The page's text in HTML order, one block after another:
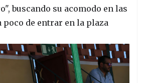
buscando su acomodo en las
poco de entrar en la plaza